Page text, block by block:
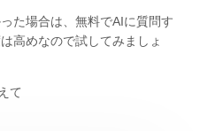
た場合は、無料でAIに質問す
高めなので試してみましょ
て